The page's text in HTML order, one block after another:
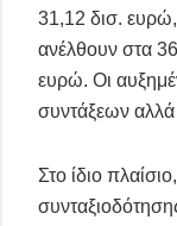
31,12 δισ. ευρώ,
ανέλθουν στα
ευρώ. Οι
συντάξεων
Στο ίδιο